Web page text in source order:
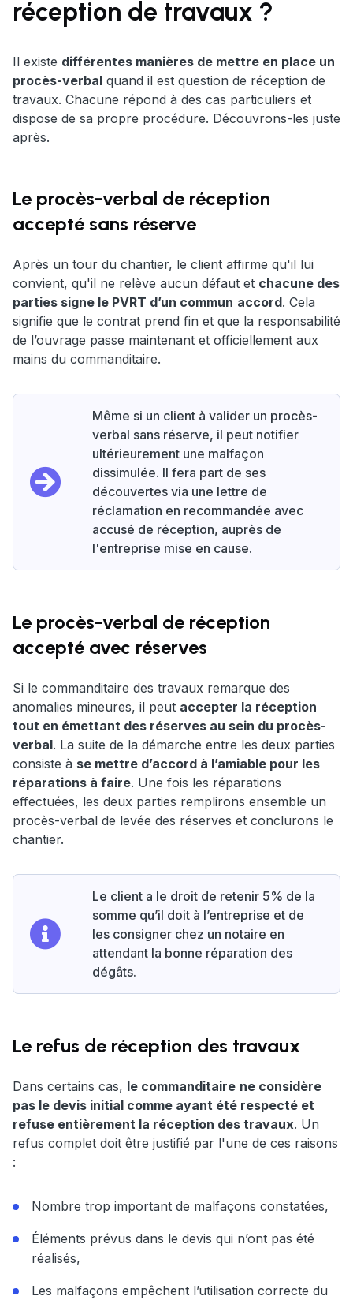
réception de travaux ?
Il existe différentes manières de mettre en place un
procès-verbal quand il est question de réception de
travaux. Chacune répond à des cas particuliers et
dispose de sa propre procédure. Découvrons-les juste
après.
Le procès-verbal de réception
accepté sans réserve
Après un tour du chantier, le client affirme qu'il lui
convient, qu'il ne relève aucun défaut et chacune des
parties signe le PVRT d’un commun accord. Cela
signifie que le contrat prend fin et que la responsabilité
de l’ouvrage passe maintenant et officiellement aux
mains du commanditaire.
Même si un client à valider un procès-
verbal sans réserve, il peut notifier
ultérieurement une malfaçon
dissimulée. Il fera part de ses
découvertes via une lettre de
réclamation en recommandée avec
accusé de réception, auprès de
l'entreprise mise en cause.
Le procès-verbal de réception
accepté avec réserves
Si le commanditaire des travaux remarque des
anomalies mineures, il peut accepter la réception
tout en émettant des réserves au sein du procès-
verbal. La suite de la démarche entre les deux parties
consiste à se mettre d’accord à l’amiable pour les
réparations à faire. Une fois les réparations
effectuées, les deux parties remplirons ensemble un
procès-verbal de levée des réserves et conclurons le
chantier.
Le client a le droit de retenir 5% de la
somme qu’il doit à l’entreprise et de
les consigner chez un notaire en
attendant la bonne réparation des
dégâts.
Le refus de réception des travaux
Dans certains cas, le commanditaire ne considère
pas le devis initial comme ayant été respecté et
refuse entièrement la réception des travaux. Un
refus complet doit être justifié par l'une de ces raisons
:
Nombre trop important de malfaçons constatées,
Éléments prévus dans le devis qui n’ont pas été
réalisés,
Les malfaçons empêchent l’utilisation correcte du